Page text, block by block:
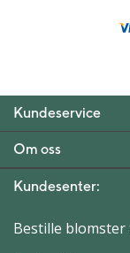
Kundeservice
Om oss
Kundesenter:
Bestille blomster